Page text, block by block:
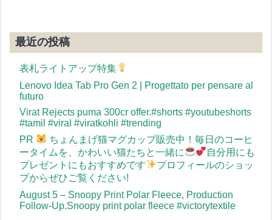
最近の投稿
表札ライトアップ特集
Lenovo Idea Tab Pro Gen 2 | Progettato per pensare al
futuro
Virat Rejects puma 300cr offer.#shorts #youtubeshorts
#tamil #viral #viratkohli #trending
PR
ちょんまげ猫マグカップ販売中！毎日のコーヒ
ータイムを、かわいい猫たちと一緒に
自分用にも
プレゼントにもおすすめです
プロフィールのショッ
プからぜひご覧ください!
August 5 – Snoopy Print Polar Fleece, Production
Follow-Up.Snoopy print polar fleece #victorytextile